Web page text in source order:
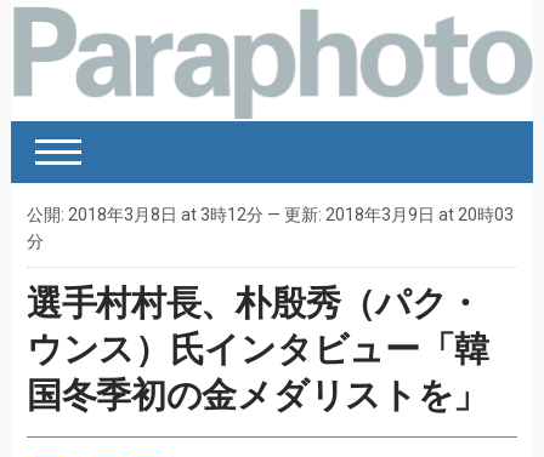
公開: 2018年3月8日 at 3時12分 — 更新: 2018年3月9日 at 20時03
分
選手村村長、朴殷秀（パク・
ウンス）氏インタビュー「韓
国冬季初の金メダリストを」